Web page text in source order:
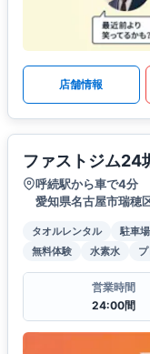
店舗情報
ファストジム24
呼続駅から車で4分
愛知県名古屋市瑞穂
タオルレンタル 駐車場
無料体験
水素水
営業時間
24:00間